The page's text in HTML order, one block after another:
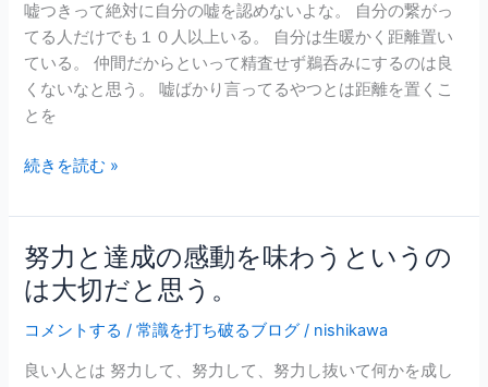
嘘つきって絶対に自分の嘘を認めないよな。 自分の繋がっ
てる人だけでも１０人以上いる。 自分は生暖かく距離置い
ている。 仲間だからといって精査せず鵜呑みにするのは良
くないなと思う。 嘘ばかり言ってるやつとは距離を置くこ
とを
自
分
の
関
連
る
に
居
る
と、
自
続きを読む »
努力と達成の感動を味わうというの
は大切だと思う。
コメントする /常識を打ち破るブログ / nishikawa
良い人とは 努力して、努力して、努力し抜いて何かを成し
努
力
と
達
成